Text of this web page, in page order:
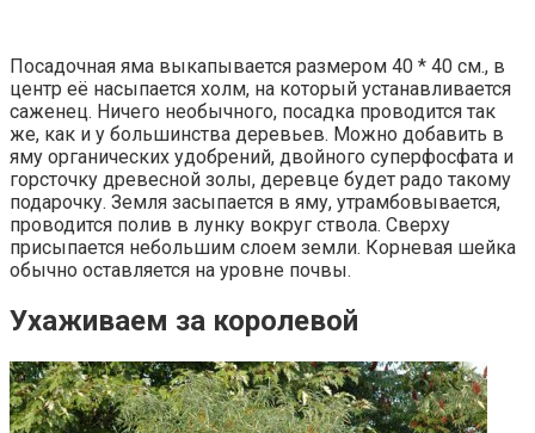
Посадочная яма выкапывается размером 40 * 40 см., в
центр её насыпается холм, на который устанавливается
саженец. Ничего необычного, посадка проводится так
же, как и у большинства деревьев. Можно добавить в
яму органических удобрений, двойного суперфосфата и
горсточку древесной золы, деревце будет радо такому
подарочку. Земля засыпается в яму, утрамбовывается,
проводится полив в лунку вокруг ствола. Сверху
присыпается небольшим слоем земли. Корневая шейка
обычно оставляется на уровне почвы.
Ухаживаем за королевой